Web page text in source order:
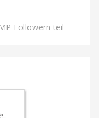
Followern teil